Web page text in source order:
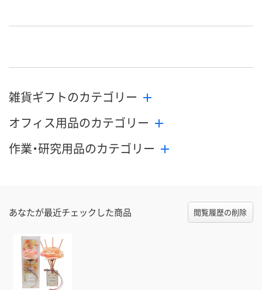
雑貨ギフトのカテゴリー
オフィス用品のカテゴリー
作業・研究用品のカテゴリー
あなたが最近チェックした商品 閲覧履歴の削除